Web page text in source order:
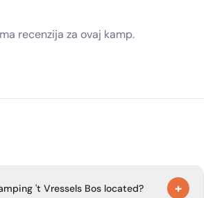
recenzija za ovaj kamp.
't Vressels Bos located? +